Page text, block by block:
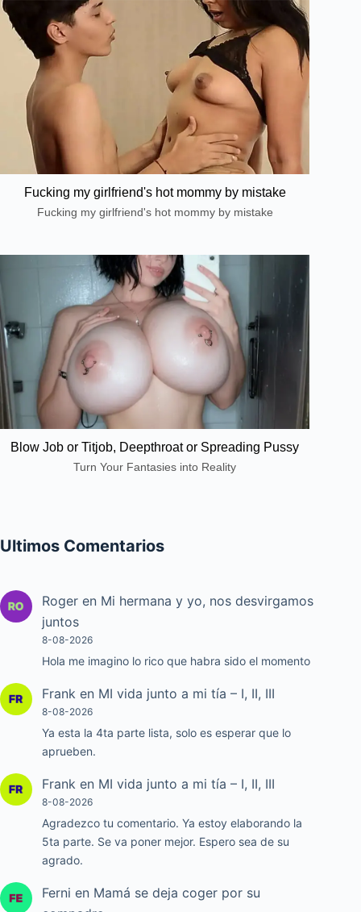
Fucking my girlfriend's hot mommy by mistake
Fucking my girlfriend's hot mommy by mistake
Blow Job or Titjob, Deepthroat or Spreading Pussy
Turn Your Fantasies into Reality
Ultimos Comentarios
Roger en Mi hermana y yo, nos desvirgamos
juntos
8-08-2026
Hola me imagino lo rico que habra sido el momento
Frank en MI vida junto a mi tía – I, II, III
8-08-2026
Ya esta la 4ta parte lista, solo es esperar que lo
aprueben.
Frank en MI vida junto a mi tía – I, II, III
8-08-2026
Agradezco tu comentario. Ya estoy elaborando la
5ta parte. Se va poner mejor. Espero sea de su
agrado.
Ferni en Mamá se deja coger por su